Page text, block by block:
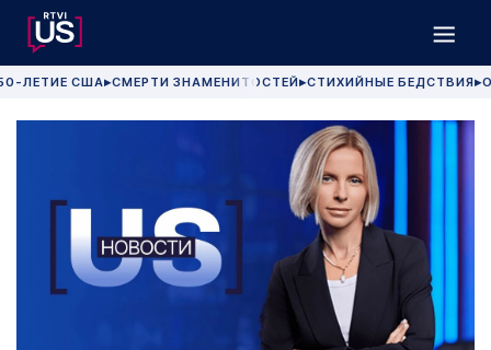
ЛЕТИЕ США▶СМЕРТИ ЗНАМЕНИТОСТЕЙ▶СТИХИЙНЫЕ БЕДСТВИЯ▶